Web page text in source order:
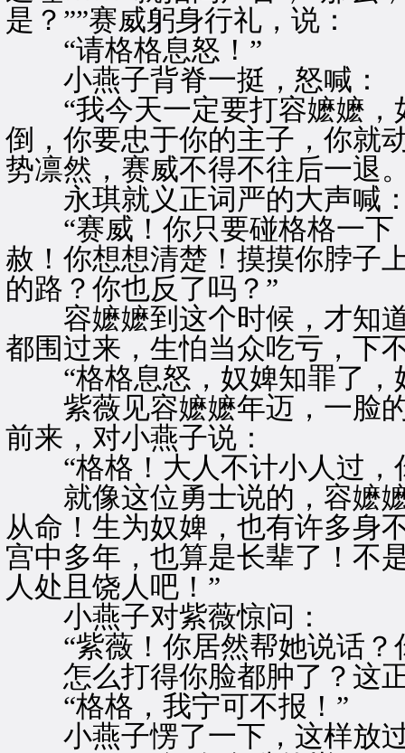
是？””赛威躬身行礼，说：
“请格格息怒！”
小燕子背脊一挺，怒喊：
“我今天一定要打容嬷嬷，
倒，你要忠于你的主子，你就
势凛然，赛威不得不往后一退
永琪就义正词严的大声喊
“赛威！你只要碰格格一下
赦！你想想清楚！摸摸你脖子
的路？你也反了吗？”
容嬷嬷到这个时候，才知道
都围过来，生怕当众吃亏，下
“格格息怒，奴婢知罪了，
紫薇见容嬷嬷年迈，一脸的
前来，对小燕子说：
“格格！大人不计小人过，
就像这位勇士说的，容嬷嬷
从命！生为奴婢，也有许多身
宫中多年，也算是长辈了！不
人处且饶人吧！”
小燕子对紫薇惊问：
“紫薇！你居然帮她说话？
怎么打得你脸都肿了？这正
“格格，我宁可不报！”
小燕子愣了一下，这样放过